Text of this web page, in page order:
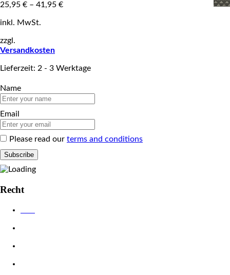
25,95 € – 41,95 €
inkl. MwSt.
zzgl.
Versandkosten
Lieferzeit: 2 - 3 Werktage
Name
Email
Please read our terms and conditions
Recht